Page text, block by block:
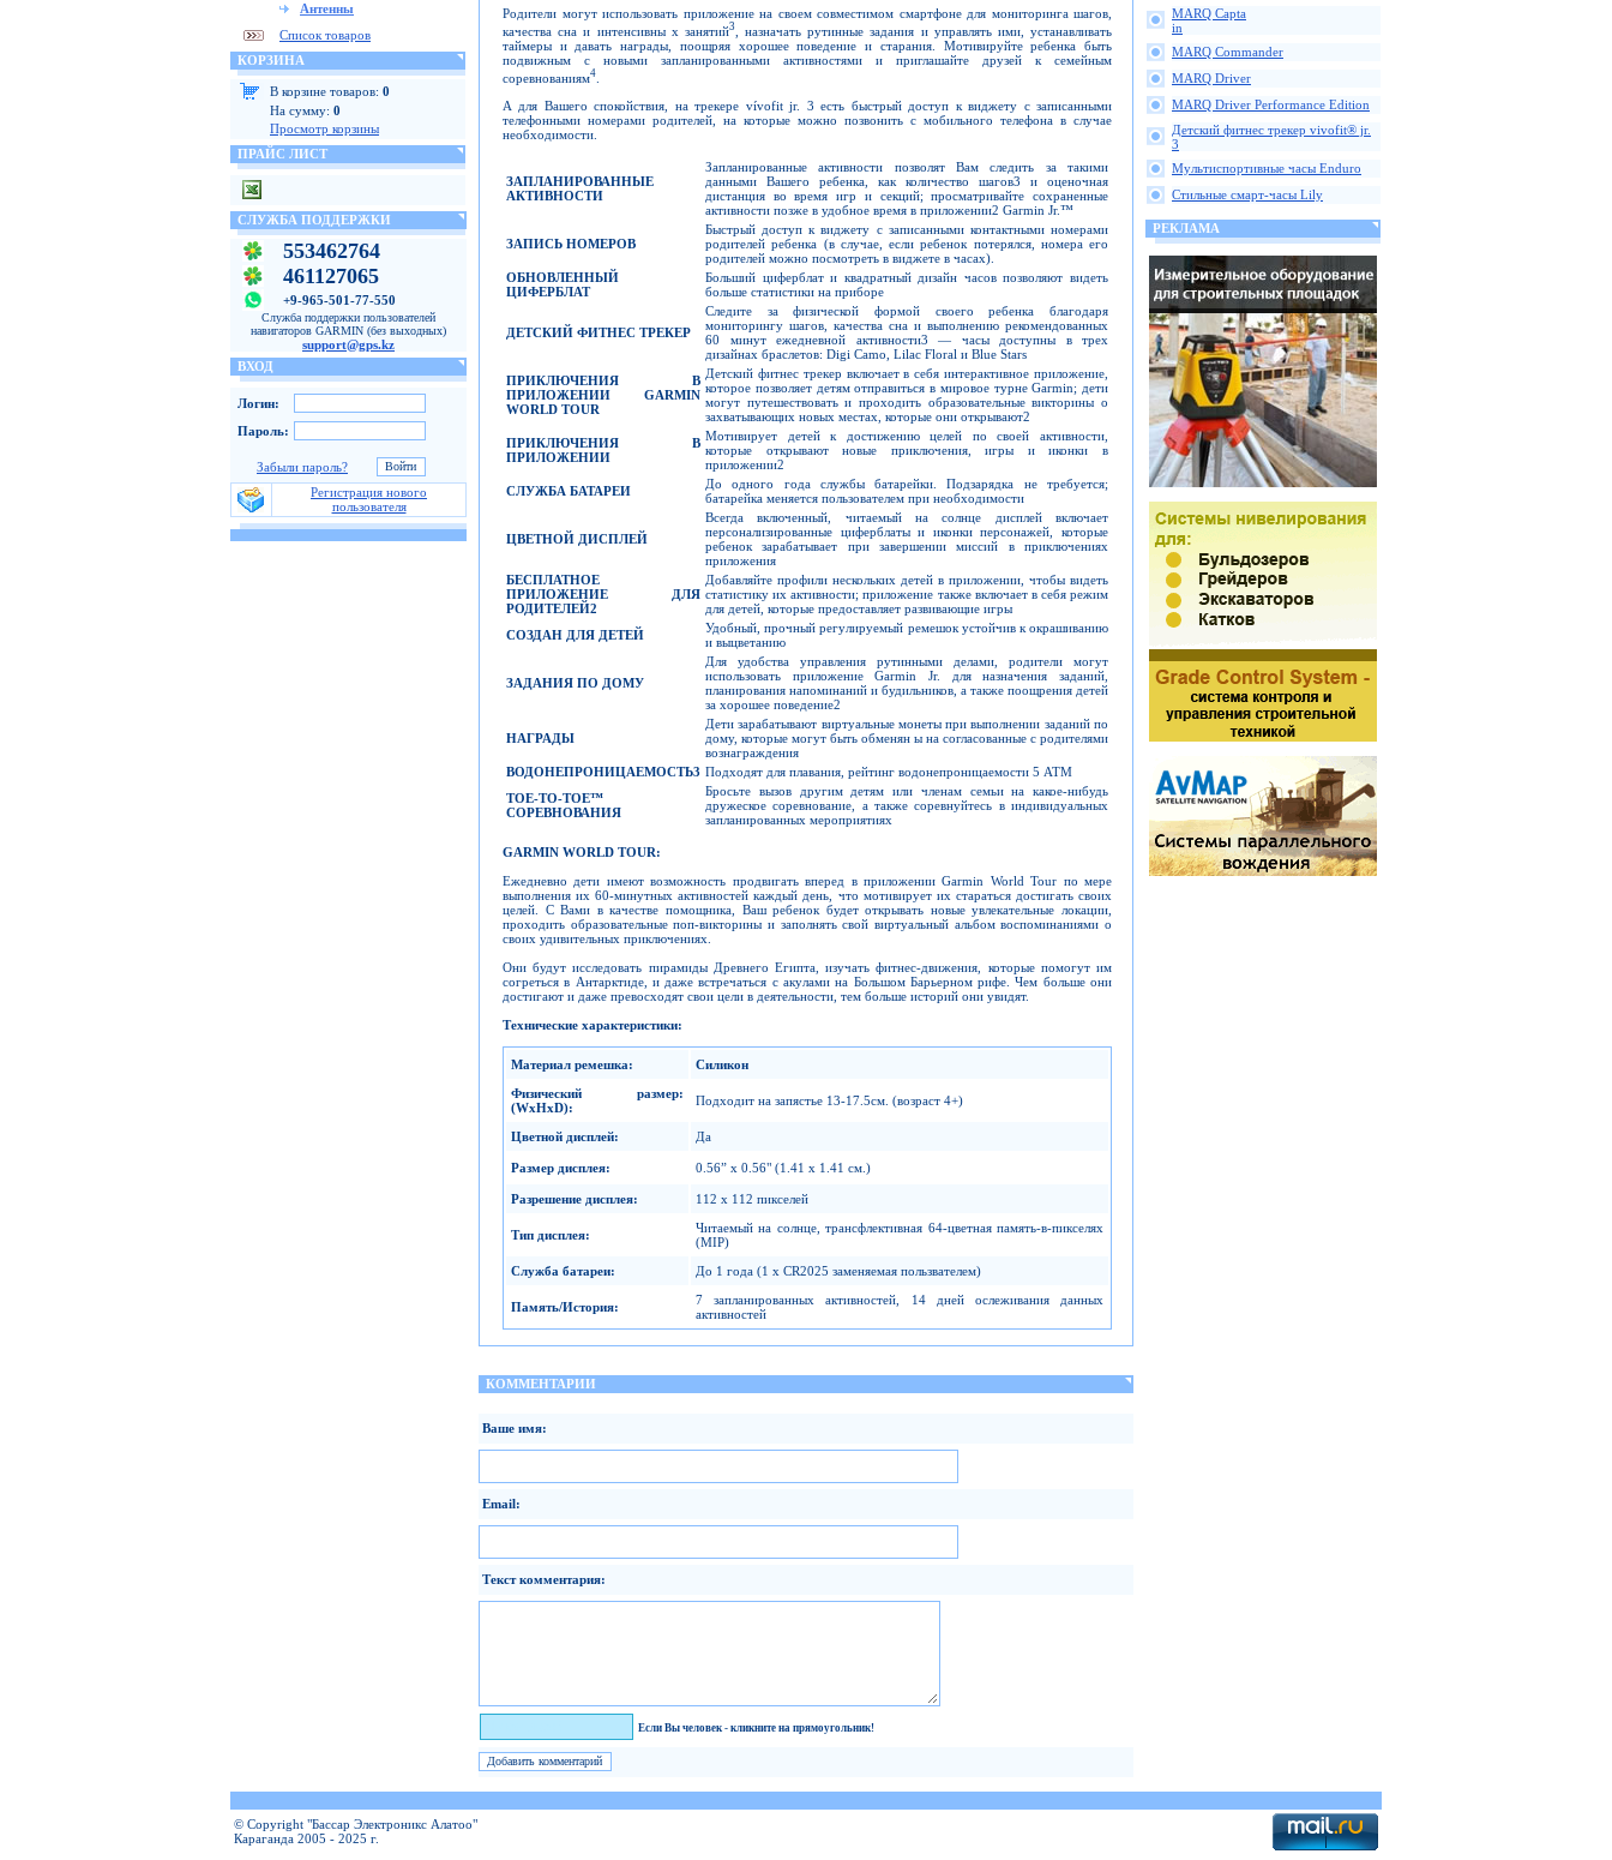
Антенны
Список товаров
КОРЗИНА
В корзине товаров: 0
На сумму: 0
Просмотр корзины
ПРАЙС ЛИСТ
СЛУЖБА ПОДДЕРЖКИ
553462764
461127065
+9-965-501-77-550
Служба поддержки пользователей
навигаторов GARMIN (без выходных)
support@gps.kz
ВХОД
Логин:
Пароль:
Забыли пароль?
Регистрация нового
пользователя
Родители могут использовать приложение на своем совместимом смартфоне для мониторинга шагов,
качества сна и интенсивны х занятий3
, назначать рутинные задания и управлять ими, устанавливать
таймеры и давать награды, поощряя хорошее поведение и старания. Мотивируйте ребенка быть
подвижным с новыми запланированными активностями и приглашайте друзей к семейным
соревнованиям4
А для Вашего спокойствия, на трекере vívofit jr. 3 есть быстрый доступ к виджету с записанными
телефонными номерами родителей, на которые можно позвонить с мобильного телефона в случае
необходимости.
ЗАПЛАНИРОВАННЫЕ
АКТИВНОСТИ
Запланированные активности позволят Вам следить за такими
данными Вашего ребенка, как количество шагов3 и оценочная
дистанция во время игр и секций; просматривайте сохраненные
активности позже в удобное время в приложении2 Garmin Jr.™
ЗАПИСЬ НОМЕРОВ
Быстрый доступ к виджету с записанными контактными номерами
родителей ребенка (в случае, если ребенок потерялся, номера его
родителей можно посмотреть в виджете в часах).
ОБНОВЛЕННЫЙ
ЦИФЕРБЛАТ
Больший циферблат и квадратный дизайн часов позволяют видеть
больше статистики на приборе
ДЕТСКИЙ ФИТНЕС ТРЕКЕР
Следите за физической формой своего ребенка благодаря
мониторингу шагов, качества сна и выполнению рекомендованных
60 минут ежедневной активности3 — часы доступны в трех
дизайнах браслетов: Digi Camo, Lilac Floral и Blue Stars
ПРИКЛЮЧЕНИЯ В
ПРИЛОЖЕНИИ GARMIN
WORLD TOUR
Детский фитнес трекер включает в себя интерактивное приложение,
которое позволяет детям отправиться в мировое турне Garmin; дети
могут путешествовать и проходить образовательные викторины о
захватывающих новых местах, которые они открывают2
ПРИКЛЮЧЕНИЯ В
ПРИЛОЖЕНИИ
Мотивирует детей к достижению целей по своей активности,
которые открывают новые приключения, игры и иконки в
приложении2
СЛУЖБА БАТАРЕИ
До одного года службы батарейки. Подзарядка не требуется;
батарейка меняется пользователем при необходимости
ЦВЕТНОЙ ДИСПЛЕЙ
Всегда включенный, читаемый на солнце дисплей включает
персонализированные циферблаты и иконки персонажей, которые
ребенок зарабатывает при завершении миссий в приключениях
приложения
БЕСПЛАТНОЕ
ПРИЛОЖЕНИЕ ДЛЯ
РОДИТЕЛЕЙ2
Добавляйте профили нескольких детей в приложении, чтобы видеть
статистику их активности; приложение также включает в себя режим
для детей, которые предоставляет развивающие игры
СОЗДАН ДЛЯ ДЕТЕЙ
Удобный, прочный регулируемый ремешок устойчив к окрашиванию
и выцветанию
ЗАДАНИЯ ПО ДОМУ
Для удобства управления рутинными делами, родители могут
использовать приложение Garmin Jr. для назначения заданий,
планирования напоминаний и будильников, а также поощрения детей
за хорошее поведение2
НАГРАДЫ
Дети зарабатывают виртуальные монеты при выполнении заданий по
дому, которые могут быть обменян ы на согласованные с родителями
вознаграждения
ВОДОНЕПРОНИЦАЕМОСТЬ3 Подходят для плавания, рейтинг водонепроницаемости 5 ATM
TOE-TO-TOE™
СОРЕВНОВАНИЯ
Бросьте вызов другим детям или членам семьи на какое-нибудь
дружеское соревнование, а также соревнуйтесь в индивидуальных
запланированных мероприятиях
GARMIN WORLD TOUR:
Ежедневно дети имеют возможность продвигать вперед в приложении Garmin World Tour по мере
выполнения их 60-минутных активностей каждый день, что мотивирует их стараться достигать своих
целей. С Вами в качестве помощника, Ваш ребенок будет открывать новые увлекательные локации,
проходить образовательные поп-викторины и заполнять свой виртуальный альбом воспоминаниями о
своих удивительных приключениях.
Они будут исследовать пирамиды Древнего Египта, изучать фитнес-движения, которые помогут им
согреться в Антарктиде, и даже встречаться с акулами на Большом Барьерном рифе. Чем больше они
достигают и даже превосходят свои цели в деятельности, тем больше историй они увидят.
Технические характеристики:
Материал ремешка:
Силикон
Физический размер:
(WxHxD):
Подходит на запястье 13-17.5см. (возраст 4+)
Цветной дисплей: Да
Размер дисплея: 0.56” x 0.56" (1.41 x 1.41 см.)
Разрешение дисплея: 112 x 112 пикселей
Тип дисплея:
Читаемый на солнце, трансфлективная 64-цветная память-в-пикселях
(MIP)
Служба батареи: До 1 года (1 x CR2025 заменяемая пользвателем)
Память/История:
7 запланированных активностей, 14 дней ослеживания данных
активностей
КОММЕНТАРИИ
Ваше имя:
Email:
Текст комментария:
Если Вы человек - кликните на прямоугольник!
MARQ Capta
in
MARQ Commander
MARQ Driver
MARQ Driver Performance Edition
Детский фитнес трекер vivofit® jr.
3
Мультиспортивные часы Enduro
Стильные смарт-часы Lily
РЕКЛАМА
© Copyright "Бассар Электроникс Алатоо"
Караганда 2005 - 2025 г.